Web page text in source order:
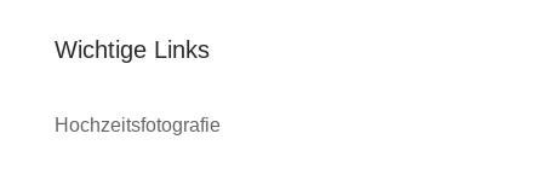
Wichtige Links
Hochzeitsfotografie